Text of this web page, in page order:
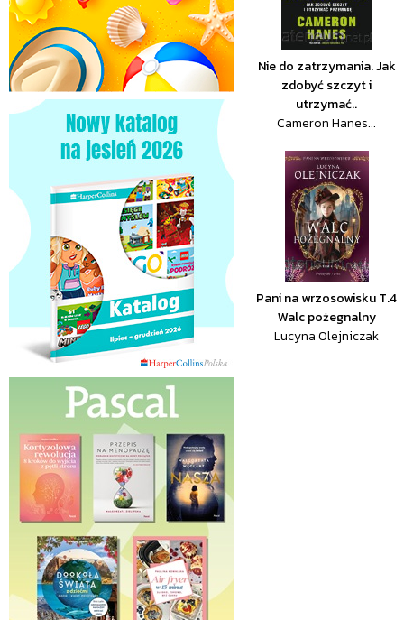
Nie do zatrzymania. Jak
zdobyć szczyt i
utrzymać..
Cameron Hanes...
Pani na wrzosowisku T.4
Walc pożegnalny
Lucyna Olejniczak